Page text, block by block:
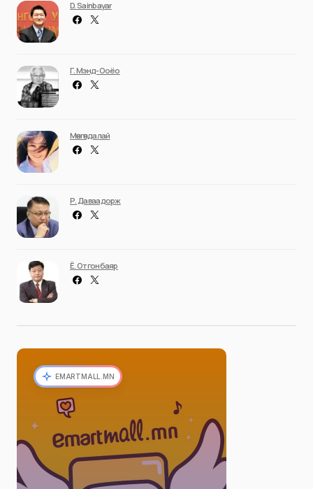
D. Sainbayar
Г. Мэнд-Ооёо
Мөнгөндалай
Р. Даваадорж
Ё. Отгонбаяр
EMARTMALL.MN